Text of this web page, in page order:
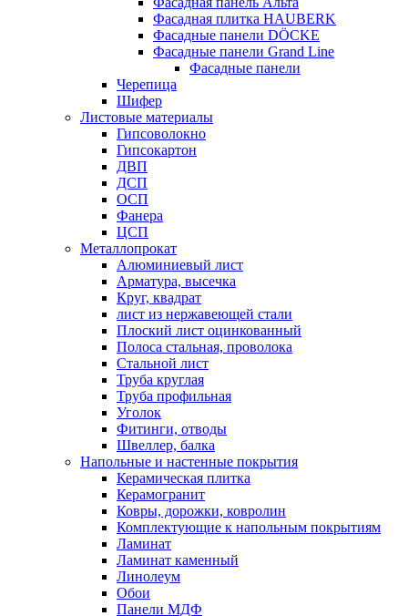
Фасадная плитка HAUBERK
Фасадные панели DÖCKE
Фасадные панели Grand Line
Фасадные панели
Черепица
Шифер
Листовые материалы
Гипсоволокно
Гипсокартон
ДВП
ДСП
ОСП
Фанера
ЦСП
Металлопрокат
Алюминиевый лист
Арматура, высечка
Круг, квадрат
лист из нержавеющей стали
Плоский лист оцинкованный
Полоса стальная, проволока
Стальной лист
Труба круглая
Труба профильная
Уголок
Фитинги, отводы
Швеллер, балка
Напольные и настенные покрытия
Керамическая плитка
Керамогранит
Ковры, дорожки, ковролин
Комплектующие к напольным покрытиям
Ламинат
Ламинат каменный
Линолеум
Обои
Панели МДФ